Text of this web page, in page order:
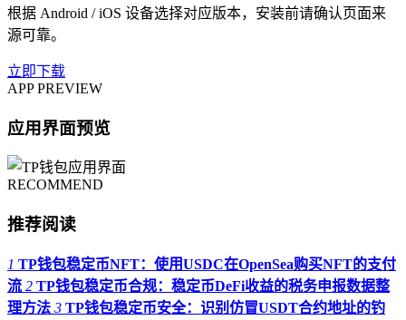
根据 Android / iOS 设备选择对应版本，安装前请确认页面来
源可靠。
立即下载
APP PREVIEW
应用界面预览
RECOMMEND
推荐阅读
1 TP钱包稳定币NFT：使用USDC在OpenSea购买NFT的支付
流 2 TP钱包稳定币合规：稳定币DeFi收益的税务申报数据整
理方法 3 TP钱包稳定币安全：识别仿冒USDT合约地址的钓